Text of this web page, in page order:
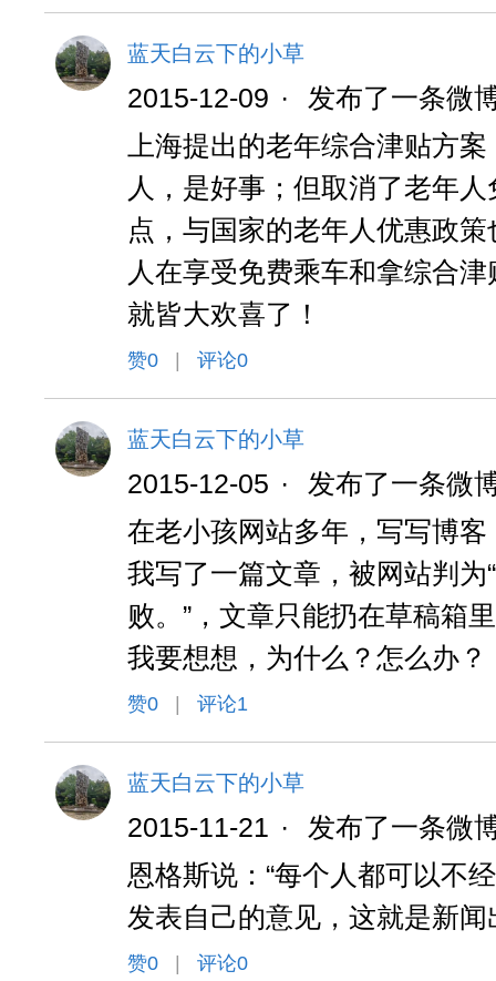
蓝天白云下的小草
2015-12-09 ·
发布了一条微
上海提出的老年综合津贴方
人，是好事；但取消了老年
点，与国家的老年人优惠政
人在享受免费乘车和拿综合
就皆大欢喜了！
赞0 评论0
蓝天白云下的小草
2015-12-05 ·
发布了一条微
在老小孩网站多年，写写博
我写了一篇文章，被网站判为
败。”，文章只能扔在草稿箱
我要想想，为什么？怎么办？
赞0 评论1
蓝天白云下的小草
2015-11-21 ·
发布了一条微
恩格斯说：“每个人都可以不
发表自己的意见，这就是新闻
赞0 评论0